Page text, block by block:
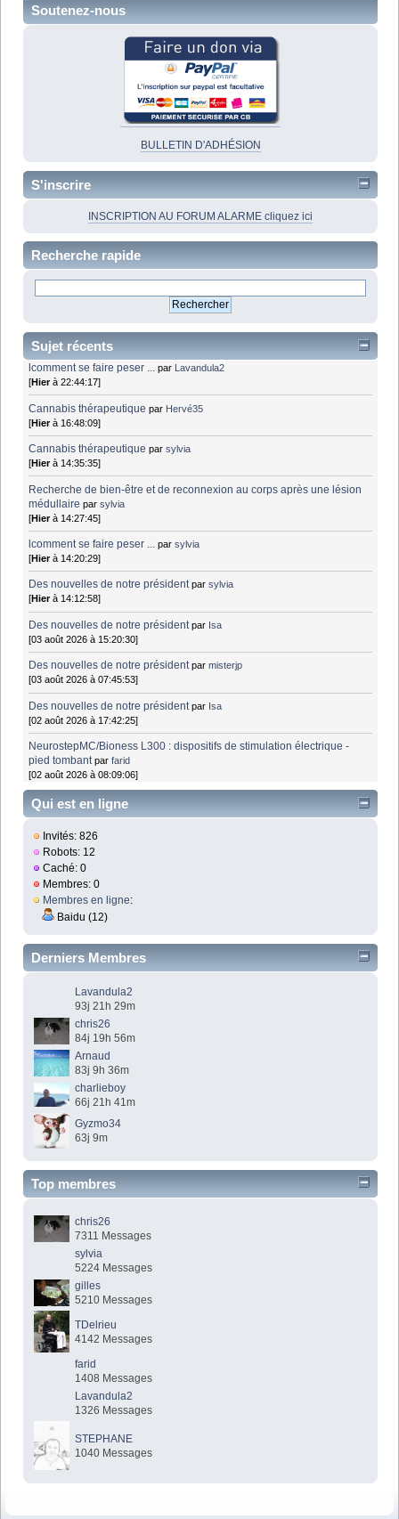
Soutenez-nous
BULLETIN D'ADHÉSION
S'inscrire
INSCRIPTION AU FORUM ALARME cliquez ici
Recherche rapide
Sujet récents
lcomment se faire peser ... par Lavandula2
[Hierà 22:44:17]
Cannabis thérapeutique par Hervé35
[Hierà 16:48:09]
Cannabis thérapeutique parsylvia
[Hierà 14:35:35]
Recherche de bien-être et de reconnexion au corps après une lésion
médullaire parsylvia
[Hierà 14:27:45]
lcomment se faire peser ... parsylvia
[Hierà 14:20:29]
Des nouvelles de notre président parsylvia
[Hierà 14:12:58]
Des nouvelles de notre président par Isa
[03 août 2026 à 15:20:30]
Des nouvelles de notre président parmisterjp
[03 août 2026 à 07:45:53]
Des nouvelles de notre président par Isa
[02 août 2026 à 17:42:25]
NeurostepMC/Bioness L300 : dispositifs de stimulation électrique -
pied tombant parfarid
[02 août 2026 à 08:09:06]
Qui est en ligne
Invités: 826
Robots: 12
Caché: 0
Membres: 0
Membres en ligne:
Baidu (12)
Derniers Membres
Lavandula2
93j 21h 29m
chris26
84j 19h 56m
Arnaud
83j 9h 36m
charlieboy
66j 21h 41m
Gyzmo34
63j 9m
Top membres
chris26
7311 Messages
sylvia
5224 Messages
gilles
5210 Messages
TDelrieu
4142 Messages
farid
1408 Messages
Lavandula2
1326 Messages
STEPHANE
1040 Messages